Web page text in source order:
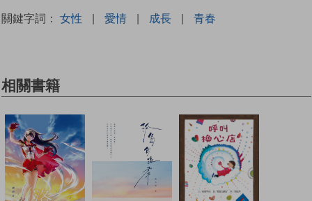
關鍵字詞： 女性 | 愛情 | 成長 | 青春
相關書籍